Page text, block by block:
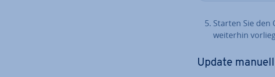
Starten Sie den
weiterhin
Update